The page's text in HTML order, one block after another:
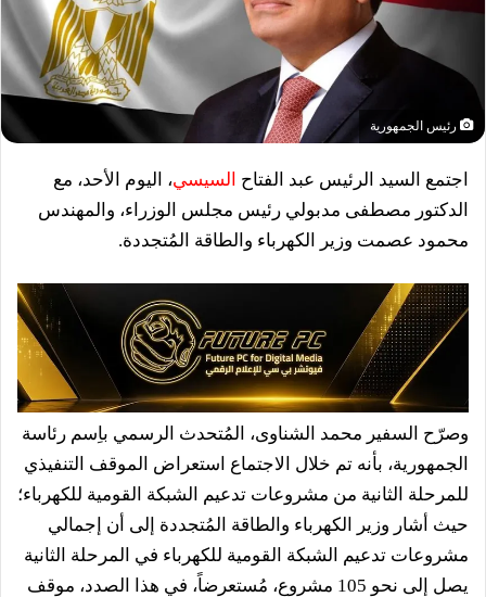
رئيس الجمهورية
اجتمع السيد الرئيس عبد الفتاح السيسي، اليوم الأحد، مع
الدكتور مصطفى مدبولي رئيس مجلس الوزراء، والمهندس
محمود عصمت وزير الكهرباء والطاقة المُتجددة.
وصرّح السفير محمد الشناوى، المُتحدث الرسمي باِسم رئاسة
الجمهورية، بأنه تم خلال الاجتماع استعراض الموقف التنفيذي
للمرحلة الثانية من مشروعات تدعيم الشبكة القومية للكهرباء؛
حيث أشار وزير الكهرباء والطاقة المُتجددة إلى أن إجمالي
مشروعات تدعيم الشبكة القومية للكهرباء في المرحلة الثانية
يصل إلى نحو 105 مشروع، مُستعرضاً، في هذا الصدد، موقف